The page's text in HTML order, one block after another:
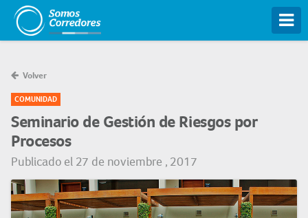
Volver
COMUNIDAD
Seminario de Gestión de Riesgos por
Procesos
Publicado el 27 de noviembre , 2017